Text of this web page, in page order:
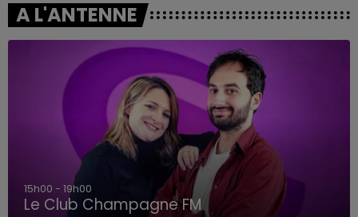
A L'ANTENNE
15h00 - 19h00
Le Club Champagne FM